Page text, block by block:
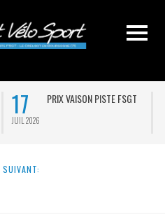
17
JUIL 2026
PRIX VAISON PISTE FSGT